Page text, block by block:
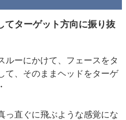
てターゲット方向に振り抜
ルーにかけて、フェースをタ
て、そのままヘッドをターゲ
っ直ぐに飛ぶような感覚にな